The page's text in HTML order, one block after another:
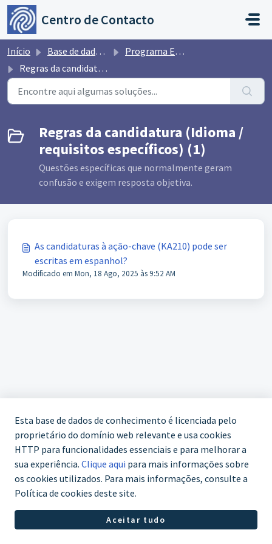
Avançar para o conteúdo principal
Centro de Contacto
Início Base de dados de conhecimento
Programa Erasmus
Regras da candidatura (Idioma / requisitos específicos)
Regras da candidatura (Idioma /
requisitos específicos) (1)
Questões específicas que normalmente geram
confusão e exigem resposta objetiva.
As candidaturas à ação-chave (KA210) pode ser
escritas em espanhol?
Modificado em Mon, 18 Ago, 2025 às 9:52 AM
Esta base de dados de conhecimento é licenciada pelo
proprietário do domínio web relevante e usa cookies
HTTP para funcionalidades essenciais e para melhorar a
sua experiência. Clique aqui para mais informações sobre
os cookies utilizados. Para mais informações, consulte a
Política de cookies deste site.
Aceitar tudo